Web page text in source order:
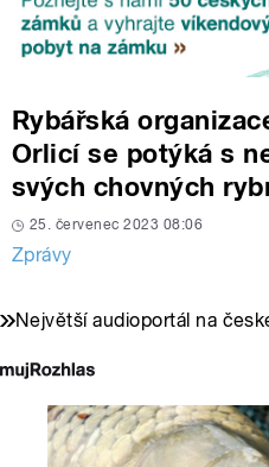
Rybářská
Orlicí se potýká s
svých chovných
25. červenec 2023 08:06
Zprávy
Největší audioportál na